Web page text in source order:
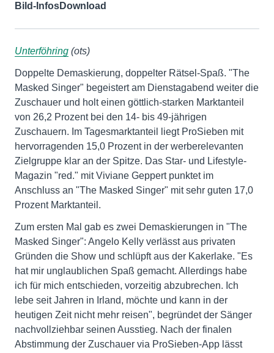
Bild-InfosDownload
Unterföhring (ots)
Doppelte Demaskierung, doppelter Rätsel-Spaß. "The
Masked Singer" begeistert am Dienstagabend weiter die
Zuschauer und holt einen göttlich-starken Marktanteil
von 26,2 Prozent bei den 14- bis 49-jährigen
Zuschauern. Im Tagesmarktanteil liegt ProSieben mit
hervorragenden 15,0 Prozent in der werberelevanten
Zielgruppe klar an der Spitze. Das Star- und Lifestyle-
Magazin "red." mit Viviane Geppert punktet im
Anschluss an "The Masked Singer" mit sehr guten 17,0
Prozent Marktanteil.
Zum ersten Mal gab es zwei Demaskierungen in "The
Masked Singer": Angelo Kelly verlässt aus privaten
Gründen die Show und schlüpft aus der Kakerlake. "Es
hat mir unglaublichen Spaß gemacht. Allerdings habe
ich für mich entschieden, vorzeitig abzubrechen. Ich
lebe seit Jahren in Irland, möchte und kann in der
heutigen Zeit nicht mehr reisen", begründet der Sänger
nachvollziehbar seinen Ausstieg. Nach der finalen
Abstimmung der Zuschauer via ProSieben-App lässt